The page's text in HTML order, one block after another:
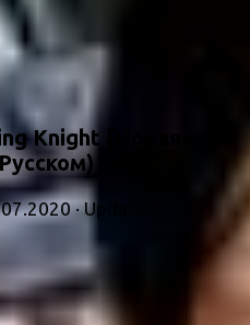
Knight [Новая
· Updated